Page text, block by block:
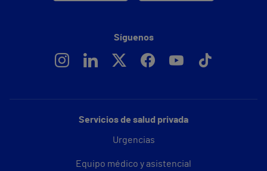
Servicios de salud privada
Urgencias
Equipo médico y asistencial
Síguenos